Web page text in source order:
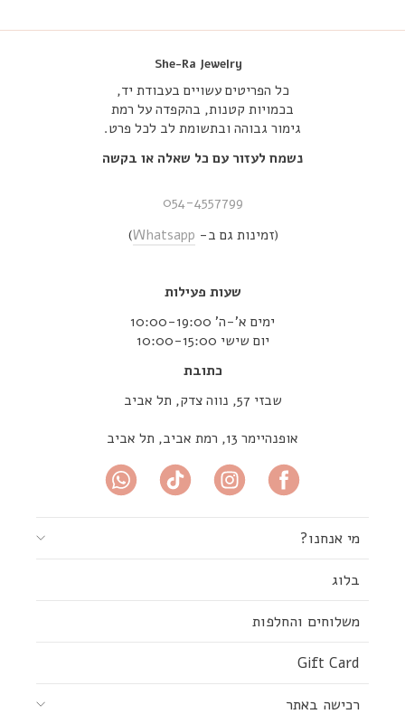
She-Ra Jewelry
כל הפריטים עשויים בעבודת יד,
בכמויות קטנות, בהקפדה על רמת
גימור גבוהה ובתשומת לב לכל פרט.
נשמח לעזור עם כל שאלה או בקשה
054-4557799
(זמינות גם ב- Whatsapp
)
שעות פעילות
ימים א’-ה’ 10:00-19:00
יום שישי 10:00-15:00
כתובת
שבזי 57, נווה צדק, תל אביב
אופנהיימר 13, רמת אביב, תל אביב
מי אנחנו?
בלוג
משלוחים והחלפות
Gift Card
רכישה באתר